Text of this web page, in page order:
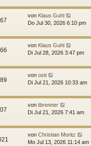
von Klaus Guhl
Do Jul 30, 2026 6:10 pm
von Klaus Guhl
Di Jul 28, 2026 3:47 pm
von osti
Di Jul 21, 2026 10:33 am
von tbrenner
Di Jul 21, 2026 7:41 am
von Christian Moritz
Mo Jul 13, 2026 11:14 am